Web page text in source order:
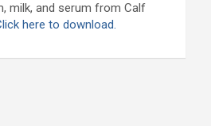
milk, and serum from Calf
here to download.